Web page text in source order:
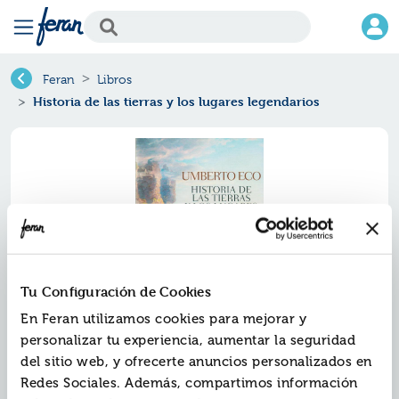
Tu Configuración de Cookies
En Feran utilizamos cookies para mejorar y
personalizar tu experiencia, aumentar la seguridad
del sitio web, y ofrecerte anuncios personalizados en
Redes Sociales. Además, compartimos información
Feran Libros
Historia de las tierras y los lugares legendarios
Historia de las tierras y los
lugares legendarios